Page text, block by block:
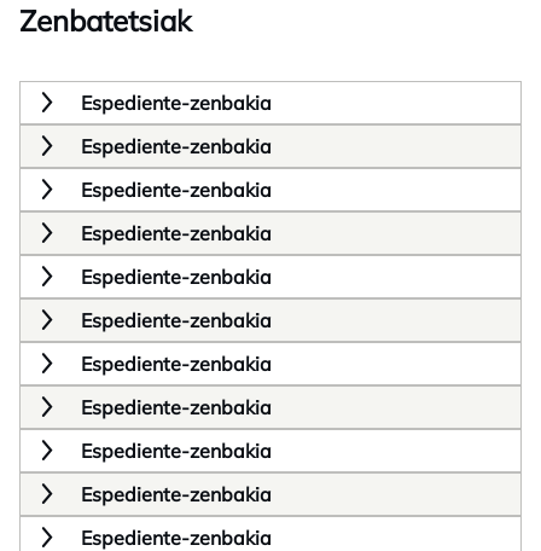
Zenbatetsiak
Espediente-zenbakia
Espediente-zenbakia
Espediente-zenbakia
Espediente-zenbakia
Espediente-zenbakia
Espediente-zenbakia
Espediente-zenbakia
Espediente-zenbakia
Espediente-zenbakia
Espediente-zenbakia
Espediente-zenbakia